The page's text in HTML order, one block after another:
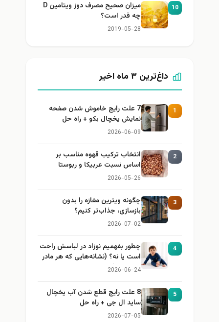
10
میزان صحیح مصرف دوز ویتامین D
چه قدر است؟
2019-05-28
داغ‌ترین ۳ ماه اخیر
1
7 علت رایج خاموش شدن صفحه
نمایش یخچال بکو + راه حل
2026-06-09
2
انتخاب ترکیب قهوه مناسب بر
اساس نسبت عربیکا و ربوستا
2026-05-26
3
چگونه ویترین مغازه را بدون
بازسازی، جذاب‌تر کنیم؟
2026-07-02
4
چطور بفهمیم نوزاد در لباسش راحت
است یا نه؟ (نشانه‌هایی که هر مادر
باید بداند)
2026-06-24
5
8 علت رایج قطع شدن آب یخچال
ساید ال جی + راه حل
2026-07-05